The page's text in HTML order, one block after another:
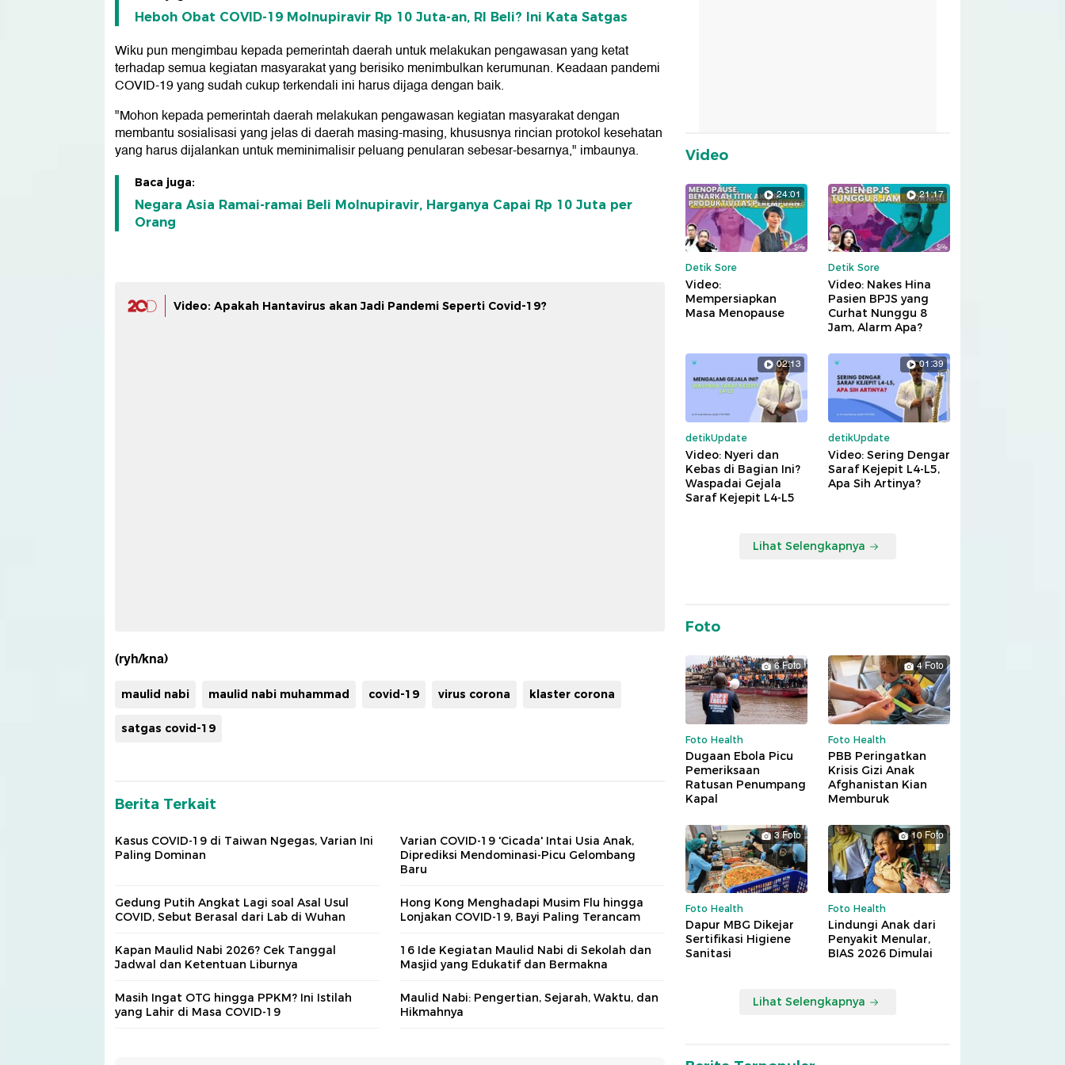
Heboh Obat COVID-19 Molnupiravir Rp 10 Juta-an, RI Beli? Ini Kata Satgas
Wiku pun mengimbau kepada pemerintah daerah untuk melakukan pengawasan yang ketat
terhadap semua kegiatan masyarakat yang berisiko menimbulkan kerumunan. Keadaan pandemi
COVID-19 yang sudah cukup terkendali ini harus dijaga dengan baik.
"Mohon kepada pemerintah daerah melakukan pengawasan kegiatan masyarakat dengan
membantu sosialisasi yang jelas di daerah masing-masing, khususnya rincian protokol kesehatan
yang harus dijalankan untuk meminimalisir peluang penularan sebesar-besarnya," imbaunya.
Baca juga:
Negara Asia Ramai-ramai Beli Molnupiravir, Harganya Capai Rp 10 Juta per
Orang
Video: Apakah Hantavirus akan Jadi Pandemi Seperti Covid-19?
(ryh/kna)
maulid nabi maulid nabi muhammad covid-19 virus corona klaster corona
satgas covid-19
Berita Terkait
Kasus COVID-19 di Taiwan Ngegas, Varian Ini
Paling Dominan
Varian COVID-19 'Cicada' Intai Usia Anak,
Diprediksi Mendominasi-Picu Gelombang
Baru
Gedung Putih Angkat Lagi soal Asal Usul
COVID, Sebut Berasal dari Lab di Wuhan
Hong Kong Menghadapi Musim Flu hingga
Lonjakan COVID-19, Bayi Paling Terancam
Kapan Maulid Nabi 2026? Cek Tanggal
Jadwal dan Ketentuan Liburnya
16 Ide Kegiatan Maulid Nabi di Sekolah dan
Masjid yang Edukatif dan Bermakna
Masih Ingat OTG hingga PPKM? Ini Istilah
yang Lahir di Masa COVID-19
Maulid Nabi: Pengertian, Sejarah, Waktu, dan
Hikmahnya
Video
24:01
Detik Sore
Video:
Mempersiapkan
Masa Menopause
21:17
Detik Sore
Video: Nakes Hina
Pasien BPJS yang
Curhat Nunggu 8
Jam, Alarm Apa?
02:13
detikUpdate
Video: Nyeri dan
Kebas di Bagian Ini?
Waspadai Gejala
Saraf Kejepit L4-L5
01:39
detikUpdate
Video: Sering Dengar
Saraf Kejepit L4-L5,
Apa Sih Artinya?
Lihat Selengkapnya
Foto
6 Foto
Foto Health
Dugaan Ebola Picu
Pemeriksaan
Ratusan Penumpang
Kapal
4 Foto
Foto Health
PBB Peringatkan
Krisis Gizi Anak
Afghanistan Kian
Memburuk
3 Foto
Foto Health
Dapur MBG Dikejar
Sertifikasi Higiene
Sanitasi
10 Foto
Foto Health
Lindungi Anak dari
Penyakit Menular,
BIAS 2026 Dimulai
Lihat Selengkapnya